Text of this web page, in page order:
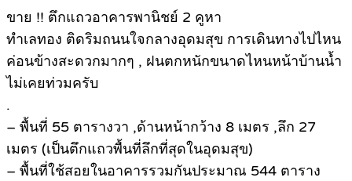
ขาย !! ตึกแถวอาคารพานิชย์ 2 คูหา
ทำเลทอง ติดริมถนนใจกลางอุดมสุข การเดินทางไปไหน
ค่อนข้างสะดวกมากๆ , ฝนตกหนักขนาดไหนหน้าบ้านน้ำ
ไม่เคยท่วมครับ
.
– พื้นที่ 55 ตารางวา ,ด้านหน้ากว้าง 8 เมตร ,ลึก 27
เมตร (เป็นตึกแถวพื้นที่ลึกที่สุดในอุดมสุข)
– พื้นที่ใช้สอยในอาคารรวมกันประมาณ 544 ตาราง